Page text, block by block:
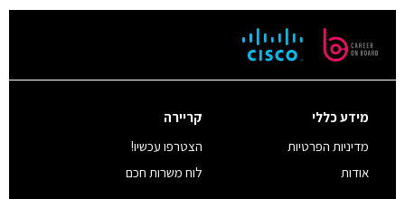
מידע כללי
מדיניות הפרטיות
אודות
קריירה
הצטרפו עכשיו!
לוח משרות חכם